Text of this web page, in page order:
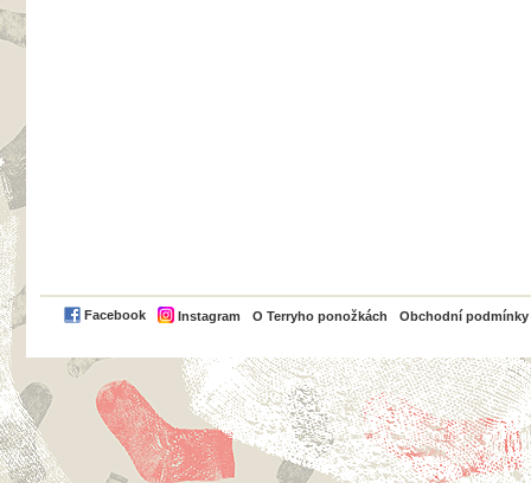
Facebook Instagram O Terryho ponožkách Obchodní podmínky
PayPal